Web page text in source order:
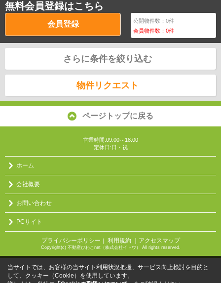
無料会員登録はこちら
会員登録 公開物件数：0件
会員物件数：0件
さらに条件を絞り込む
物件リクエスト
ページトップに戻る
営業時間:09:00～18:00
定休日:日・祝
ホーム
会社概要
お問い合わせ
PCサイト
プライバシーポリシー ｜ 利用規約 ｜アクセスマップ
Copyright(c) 不動産びわこnet（株式会社イトウ） All rights reserved.
当サイトでは、お客様の当サイト利用状況把握、サービス向上検討を目的と
して、クッキー（Cookie）を使用しています。